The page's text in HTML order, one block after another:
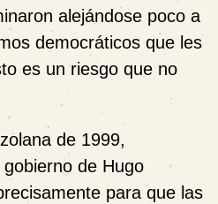
alejándose poco a
democráticos que les
es un riesgo que no
de 1999,
de Hugo
para que las